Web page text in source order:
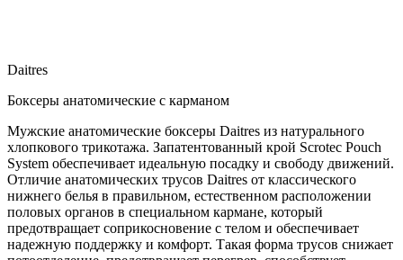
Daitres
Боксеры анатомические с карманом
Мужские анатомические боксеры Daitres из натурального
хлопкового трикотажа. Запатентованный крой Scrotec Pouch
System обеспечивает идеальную посадку и свободу движений.
Отличие анатомических трусов Daitres от классического
нижнего белья в правильном, естественном расположении
половых органов в специальном кармане, который
предотвращает соприкосновение с телом и обеспечивает
надежную поддержку и комфорт. Такая форма трусов снижает